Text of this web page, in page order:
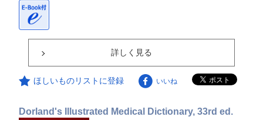
詳しく見る
ほしいものリストに登録 いいね
Dorland's Illustrated Medical Dictionary, 33rd ed.